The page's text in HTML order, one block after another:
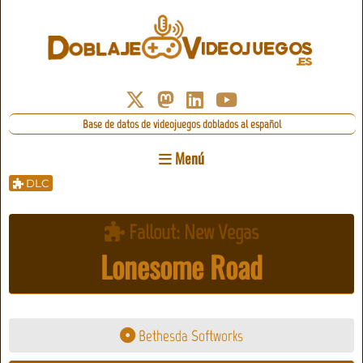
Base de datos de videojuegos doblados al español
Menú
DLC
Fallout: New Vegas
Lonesome Road
Bethesda Softworks